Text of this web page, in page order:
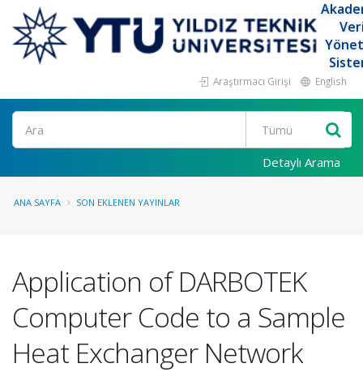
Araştırmacı Girişi English
Ara
Detaylı Arama
ANA SAYFA SON EKLENEN YAYINLAR
Application of DARBOTEK
Computer Code to a Sample
Heat Exchanger Network